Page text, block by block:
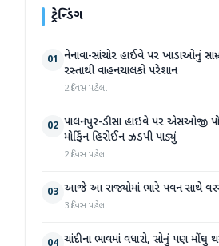
ટ્રેન્ડિંગ
01 નેનાવા-સાંચોર હાઈવે પર ખાડાઓનું
રસ્તાથી વાહનચાલકો પરેશાન
2 દિવસ પહેલા
02 પાલનપુર-ડીસા હાઇવે પર એસઓજી
મોર્ફિન હિરોઈન ઝડપી પાડ્યું
2 દિવસ પહેલા
03 આજે આ રાજ્યોમાં ભારે પવન સાથે
3 દિવસ પહેલા
ચાંદીના ભાવમાં વધારો, સોનું પણ મોંઘુ